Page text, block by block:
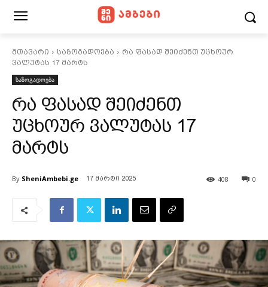
მთავარი საზოგადოება
რა ფასად შეიძენთ უცხოურ
ვალუტას 17 მარტს
საზოგადოება
რა ფასად შეიძენთ
უცხოურ ვალუტას 17
მარტს
By SheniAmbebi.ge 17 მარტი 2025 0
408